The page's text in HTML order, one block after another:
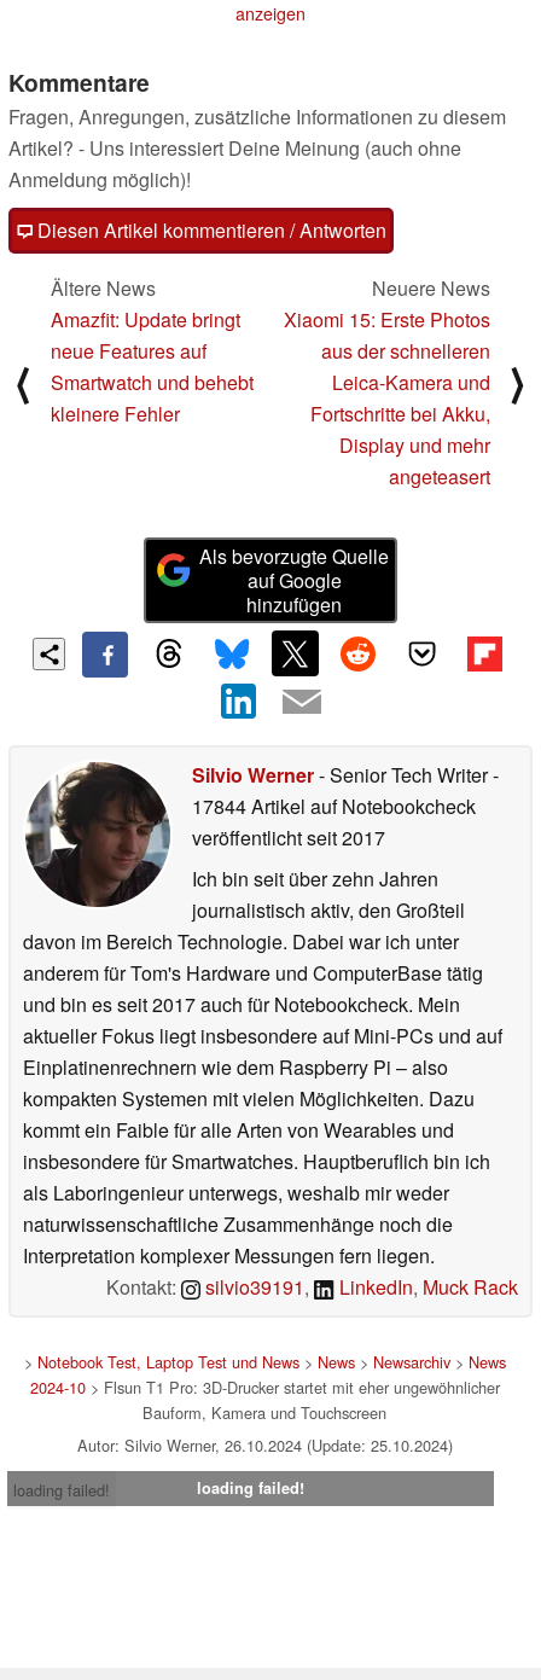
anzeigen
Kommentare
Fragen, Anregungen, zusätzliche Informationen zu diesem
Artikel? - Uns interessiert Deine Meinung (auch ohne
Anmeldung möglich)!
Diesen Artikel kommentieren / Antworten
⟨
Ältere News
Amazfit: Update bringt
neue Features auf
Smartwatch und behebt
kleinere Fehler
Neuere News
Xiaomi 15: Erste Photos
aus der schnelleren
Leica-Kamera und
Fortschritte bei Akku,
Display und mehr
angeteasert
⟩
Als bevorzugte Quelle
auf Google
hinzufügen
Silvio Werner- Senior Tech Writer-
17844 Artikel auf Notebookcheck
veröffentlichtseit 2017
Ich bin seit über zehn Jahren
journalistisch aktiv, den Großteil
davon im Bereich Technologie. Dabei war ich unter
anderem für Tom's Hardware und ComputerBase tätig
und bin es seit 2017 auch für Notebookcheck. Mein
aktueller Fokus liegt insbesondere auf Mini-PCs und auf
Einplatinenrechnern wie dem Raspberry Pi – also
kompakten Systemen mit vielen Möglichkeiten. Dazu
kommt ein Faible für alle Arten von Wearables und
insbesondere für Smartwatches. Hauptberuflich bin ich
als Laboringenieur unterwegs, weshalb mir weder
naturwissenschaftliche Zusammenhänge noch die
Interpretation komplexer Messungen fern liegen.
Kontakt:
silvio39191, LinkedIn, Muck Rack
> Notebook Test, Laptop Test und News> News> Newsarchiv> News
2024-10> Flsun T1 Pro: 3D-Drucker startet mit eher ungewöhnlicher
Bauform, Kamera und Touchscreen
Autor: Silvio Werner, 26.10.2024 (Update: 25.10.2024)
loading failed!
loading failed!